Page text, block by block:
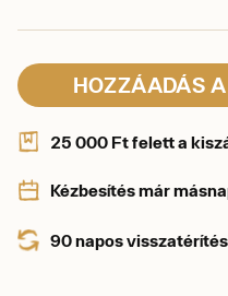
HOZZÁADÁS
25 000 Ft felett a
Kézbesítés már
90 napos